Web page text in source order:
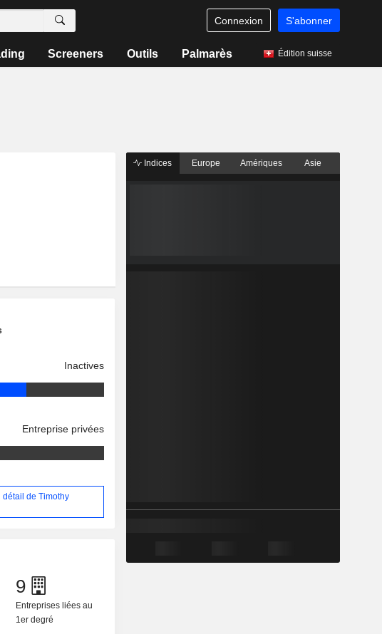
Connexion S'abonner
Screeners Outils Palmarès Édition suisse
Inactives
Entreprise privées
détail de Timothy
9
Entreprises liées au
1er degré
Indices Europe Amériques Asie